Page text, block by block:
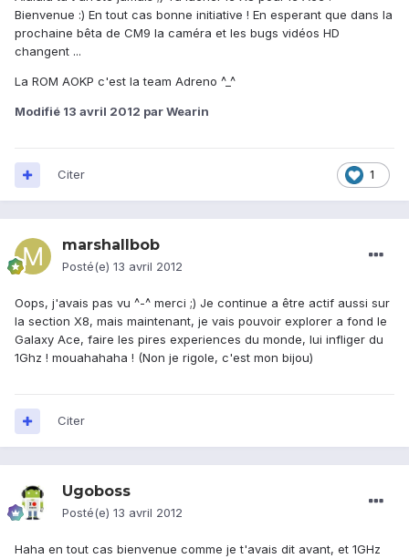
Bienvenue :) En tout cas bonne initiative ! En esperant que dans la
prochaine bêta de CM9 la caméra et les bugs vidéos HD
changent ...
La ROM AOKP c'est la team Adreno ^_^
Modifié 13 avril 2012 par Wearin
1
Citer
marshallbob
Posté(e) 13 avril 2012
Oops, j'avais pas vu ^-^ merci ;) Je continue a être actif aussi sur
la section X8, mais maintenant, je vais pouvoir explorer a fond le
Galaxy Ace, faire les pires experiences du monde, lui infliger du
1Ghz ! mouahahaha ! (Non je rigole, c'est mon bijou)
Citer
Ugoboss
Posté(e) 13 avril 2012
Haha en tout cas bienvenue comme je t'avais dit avant, et 1GHz